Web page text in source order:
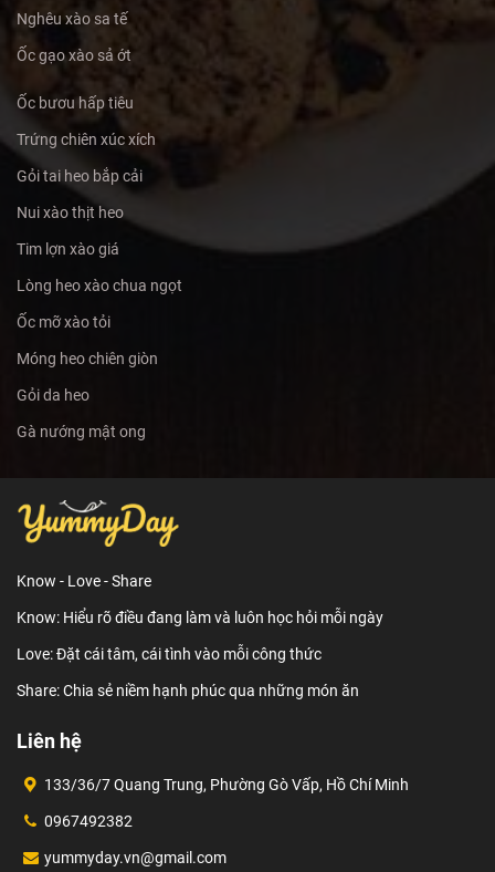
Nghêu xào sa tế
Ốc gạo xào sả ớt
Ốc bươu hấp tiêu
Trứng chiên xúc xích
Gỏi tai heo bắp cải
Nui xào thịt heo
Tim lợn xào giá
Lòng heo xào chua ngọt
Ốc mỡ xào tỏi
Móng heo chiên giòn
Gỏi da heo
Gà nướng mật ong
Know - Love - Share
Know: Hiểu rõ điều đang làm và luôn học hỏi mỗi ngày
Love: Đặt cái tâm, cái tình vào mỗi công thức
Share: Chia sẻ niềm hạnh phúc qua những món ăn
Liên hệ
133/36/7 Quang Trung, Phường Gò Vấp, Hồ Chí Minh
0967492382
yummyday.vn@gmail.com